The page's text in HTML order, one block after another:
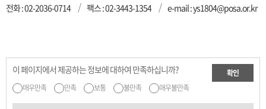
전화 :02-2036-0714 팩스 : 02-3443-1354 e-mail : ys1804@posa.or.kr
이 페이지에서 제공하는 정보에 대하여 만족하십니까?
매우만족 만족 보통 불만족 매우불만족
확인